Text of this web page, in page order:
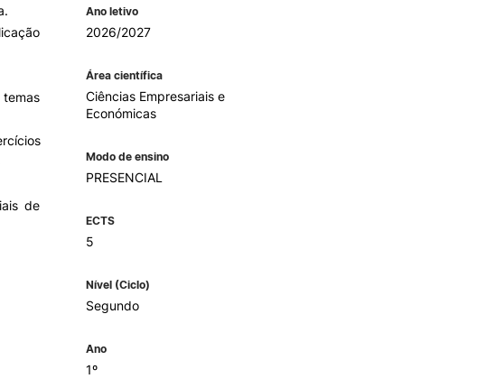
SAS UPCoimbra
de Apoio ao Estudante
Estar
de
Ano letivo
2026/2027
Área científica
Ciências Empresariais e
Económicas
Modo de ensino
PRESENCIAL
ECTS
5
Nível (Ciclo)
Segundo
Ano
1º